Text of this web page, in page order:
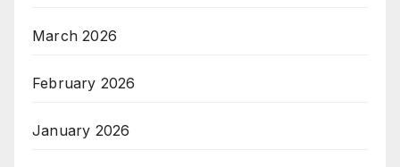
March 2026
February 2026
January 2026